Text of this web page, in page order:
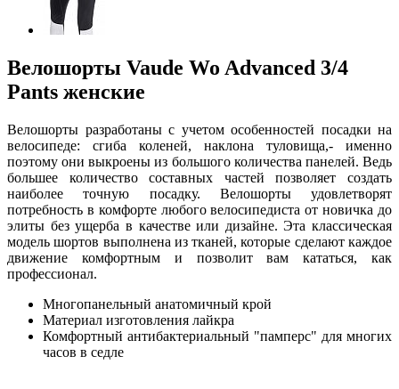
Велошорты Vaude Wo Advanced 3/4
Pants женские
Велошорты разработаны с учетом особенностей посадки на
велосипеде: сгиба коленей, наклона туловища,- именно
поэтому они выкроены из большого количества панелей. Ведь
большее количество составных частей позволяет создать
наиболее точную посадку. Велошорты удовлетворят
потребность в комфорте любого велосипедиста от новичка до
элиты без ущерба в качестве или дизайне. Эта классическая
модель шортов выполнена из тканей, которые сделают каждое
движение комфортным и позволит вам кататься, как
профессионал.
Многопанельный анатомичный крой
Материал изготовления лайкра
Комфортный антибактериальный "памперс" для многих
часов в седле